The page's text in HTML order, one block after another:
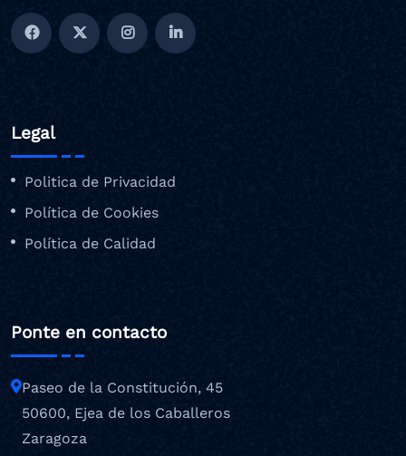
Legal
Politica de Privacidad
Política de Cookies
Política de Calidad
Ponte en contacto
Paseo de la Constitución, 45
50600, Ejea de los Caballeros
Zaragoza